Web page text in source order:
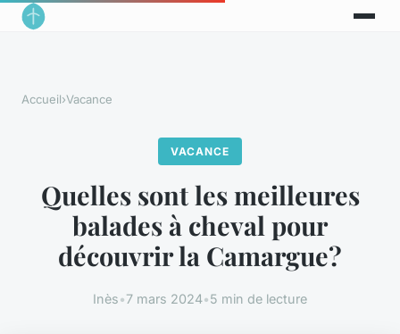
Accueil›Vacance
VACANCE
Quelles sont les meilleures
balades à cheval pour
découvrir la Camargue?
Inès•7 mars 2024•5 min de lecture